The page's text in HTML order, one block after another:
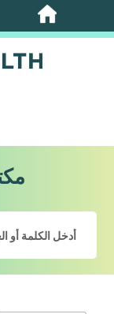
تخطي